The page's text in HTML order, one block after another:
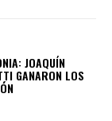
JOAQUÍN
GANARON LOS